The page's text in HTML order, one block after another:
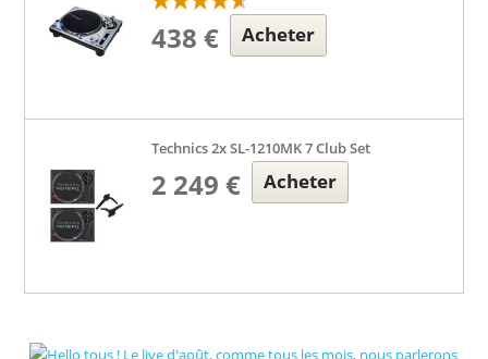
438 € Acheter
Technics 2x SL-1210MK 7 Club Set
2 249 € Acheter